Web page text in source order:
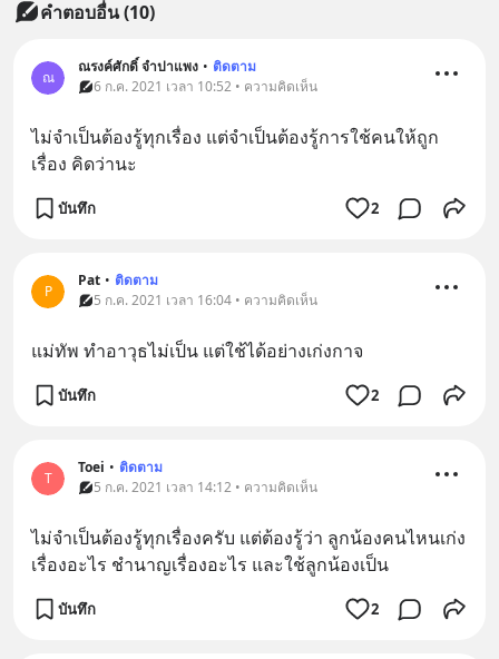
คำตอบอื่น(10)
ณ
ณรงค์ศักดิ์ จำปาแพง • ติดตาม
6 ก.ค. 2021 เวลา 10:52 • ความคิดเห็น
ไม่จำเป็นต้องรู้ทุกเรื่อง แต่จำเป็นต้องรู้การใช้คนให้ถูก
เรื่อง คิดว่านะ
บันทึก 2
P
Pat • ติดตาม
5 ก.ค. 2021 เวลา 16:04 • ความคิดเห็น
แม่ทัพ ทำอาวุธไม่เป็น แต่ใช้ได้อย่างเก่งกาจ
บันทึก 2
T
Toei • ติดตาม
5 ก.ค. 2021 เวลา 14:12 • ความคิดเห็น
ไม่จำเป็นต้องรู้ทุกเรื่องครับ แต่ต้องรู้ว่า ลูกน้องคนไหนเก่ง
เรื่องอะไร ชำนาญเรื่องอะไร และใช้ลูกน้องเป็น
บันทึก 2